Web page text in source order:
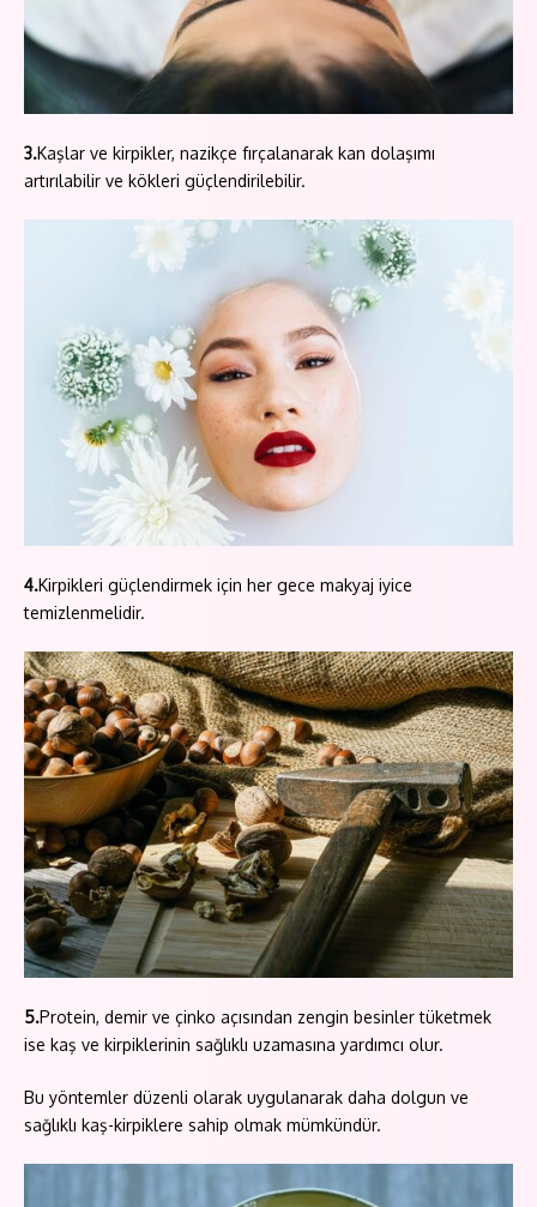
3.Kaşlar ve kirpikler, nazikçe fırçalanarak kan dolaşımı
artırılabilir ve kökleri güçlendirilebilir.
4.Kirpikleri güçlendirmek için her gece makyaj iyice
temizlenmelidir.
5.Protein, demir ve çinko açısından zengin besinler tüketmek
ise kaş ve kirpiklerinin sağlıklı uzamasına yardımcı olur.
Bu yöntemler düzenli olarak uygulanarak daha dolgun ve
sağlıklı kaş-kirpiklere sahip olmak mümkündür.